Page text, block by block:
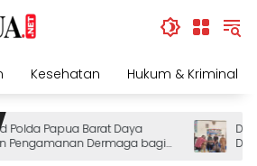
Kesehatan Hukum & Kriminal
Polda Papua Barat Daya
Dermaga bagi